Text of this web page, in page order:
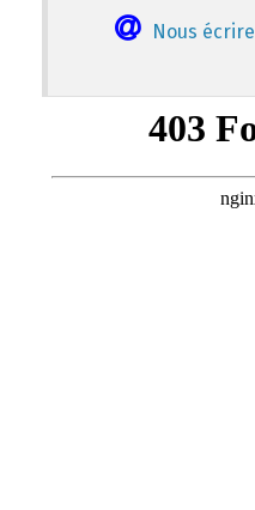
Nous écrire